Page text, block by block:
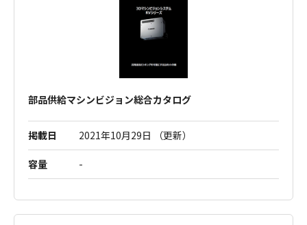
部品供給マシンビジョン総合カタログ
掲載日 2021年10月29日 （更新）
容量 -